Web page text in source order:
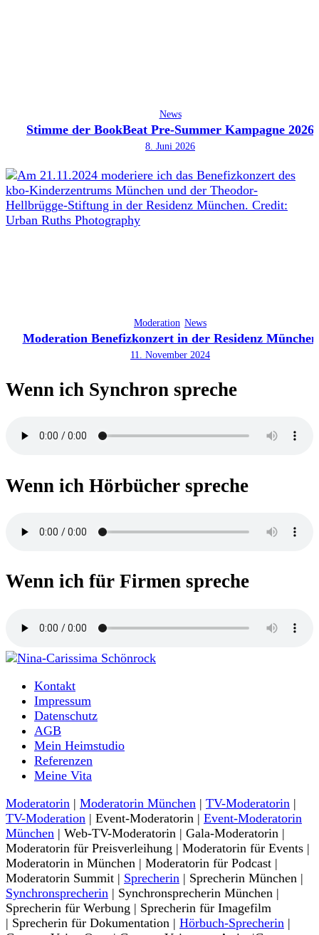
News
Stimme der BookBeat Pre-Summer Kampagne 2026
8. Juni 2026
Moderation News
Moderation Benefizkonzert in der Residenz München
11. November 2024
Wenn ich Synchron spreche
Wenn ich Hörbücher spreche
Wenn ich für Firmen spreche
Nina-Carissima Schönrock
Moderatorin und Sprecherin
Kontakt
Impressum
Datenschutz
AGB
Mein Heimstudio
Referenzen
Meine Vita
Moderatorin | Moderatorin München | TV-Moderatorin |
TV-Moderation | Event-Moderatorin | Event-Moderatorin
München | Web-TV-Moderatorin | Gala-Moderatorin |
Moderatorin für Preisverleihung | Moderatorin für Events |
Moderatorin in München | Moderatorin für Podcast |
Moderatorin Summit | Sprecherin | Sprecherin München |
Synchronsprecherin | Synchronsprecherin München |
Sprecherin für Werbung | Sprecherin für Imagefilm
| Sprecherin für Dokumentation | Hörbuch-Sprecherin |